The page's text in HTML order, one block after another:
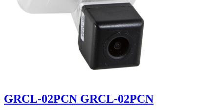
GRCL-02PCN GRCL-02PCN